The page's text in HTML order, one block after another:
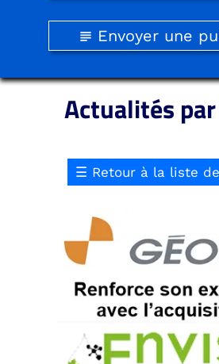
subject Envoyer une
Actualités
☰ Retour à la liste